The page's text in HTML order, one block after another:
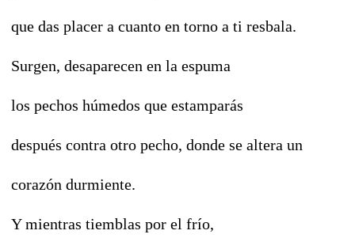
que das placer a cuanto en torno a ti resbala.
Surgen, desaparecen en la espuma
los pechos húmedos que estamparás
después contra otro pecho, donde se altera un
corazón durmiente.
Y mientras tiemblas por el frío,